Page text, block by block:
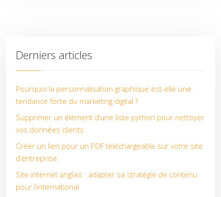
Derniers articles
Pourquoi la personnalisation graphique est-elle une
tendance forte du marketing digital ?
Supprimer un élément d’une liste python pour nettoyer
vos données clients
Créer un lien pour un PDF téléchargeable sur votre site
d’entreprise
Site internet anglais : adapter sa stratégie de contenu
pour l’international